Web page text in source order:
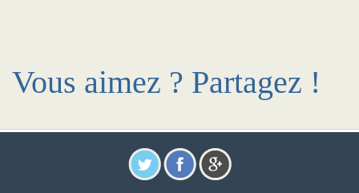
Vous aimez ? Partagez !